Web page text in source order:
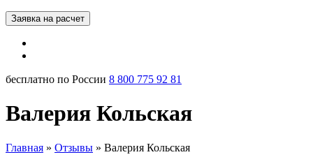
Заявка на расчет
бесплатно по России 8 800 775 92 81
Валерия Кольская
Главная » Отзывы » Валерия Кольская